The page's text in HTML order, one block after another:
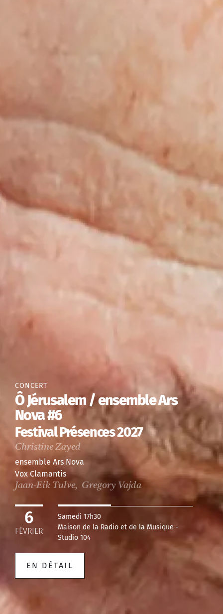
CONCERT
Ô Jérusalem / ensemble Ars
Nova #6
Festival Présences 2027
Christine Zayed
ensemble Ars Nova
Vox Clamantis
Jaan-Eik Tulve, Gregory Vajda
6
FÉVRIER
Samedi 17h30
Maison de la Radio et de la Musique -
Studio 104
EN DÉTAIL